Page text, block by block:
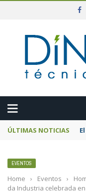
ÚLTIMAS NOTICIAS
EVENTOS
Home › Eventos ›
da Industria celebrada en